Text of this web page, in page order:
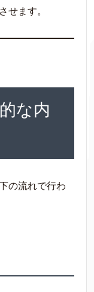
せます。
な内
の流れで行わ